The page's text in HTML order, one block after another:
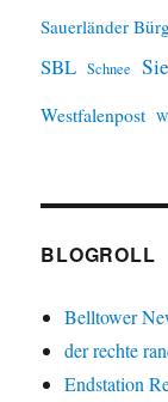
Sauerländer
SBL Schnee
Westfalenpost
BLOGROLL
Belltower
der rechte
Endstation